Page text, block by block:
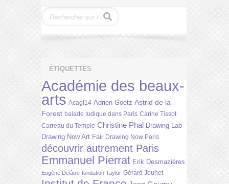
ÉTIQUETTES
Académie des beaux-
arts Acagl14 Adrien Goetz Astrid de la
Forest balade ludique dans Paris Carine Tissot
Carreau du Temple Christine Phal Drawing Lab
Drawing Now Art Fair Drawing Now Paris
découvrir autrement Paris
Emmanuel Pierrat Erik Desmazières
Eugène Delâtre fondation Taylor Gérard Jouhet